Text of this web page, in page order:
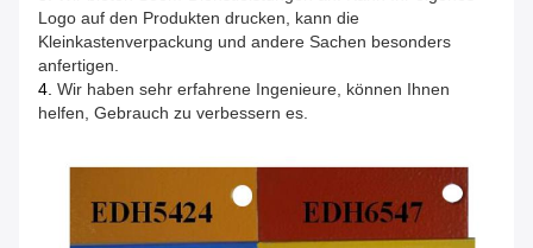
Logo auf den Produkten drucken, kann die
Kleinkastenverpackung und andere Sachen besonders
anfertigen.
4. Wir haben sehr erfahrene Ingenieure, können Ihnen
helfen, Gebrauch zu verbessern es.